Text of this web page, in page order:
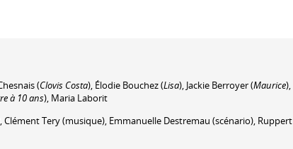
(Clovis Costa), Élodie Bouchez(Lisa), Jackie Berroyer(Maurice),
à 10 ans), Maria Laborit
,Clément Tery(musique), Emmanuelle Destremau (scénario), Ruppert